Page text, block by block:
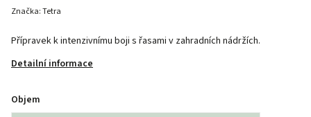
Přípravek k intenzivnímu boji s řasami v zahradních nádržích.
Detailní informace
Značka:Tetra
Objem